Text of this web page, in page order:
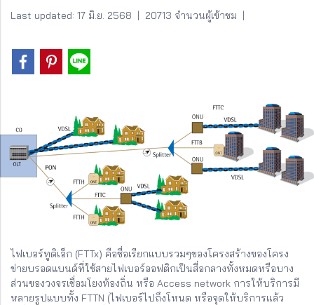
Last updated: 17 มิ.ย. 2568 | 20713 จำนวนผู้เข้าชม |
ไฟเบอร์ทูดิเอ็ก (FTTx) คือชื่อเรียกแบบรวมๆของโครงสร้างของโครง
ข่ายบรอดแบนด์ที่ใช้สายไฟเบอร์ออฟติกเป็นสื่อกลางทั้งหมดหรือบาง
ส่วนของวงจรเชื่อมโยงท้องถิ่น หรือ Access network การให้บริการมี
หลายรูปแบบทั้ง FTTN (ไฟเบอร์ไปถึงโหนด หรือจุดให้บริการแล้ว